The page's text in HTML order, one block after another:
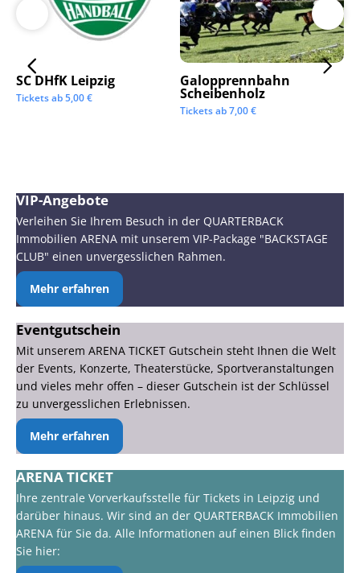
SC DHfK Leipzig
Tickets ab5,00€
Galopprennbahn
Scheibenholz
Tickets ab7,00€
VIP-Angebote
Verleihen Sie Ihrem Besuch in der QUARTERBACK
Immobilien ARENA mit unserem VIP-Package "BACKSTAGE
CLUB" einen unvergesslichen Rahmen.
Mehr erfahren
Eventgutschein
Mit unserem ARENA TICKET Gutschein steht Ihnen die Welt
der Events, Konzerte, Theaterstücke, Sportveranstaltungen
und vieles mehr offen – dieser Gutschein ist der Schlüssel
zu unvergesslichen Erlebnissen.
Mehr erfahren
ARENA TICKET
Ihre zentrale Vorverkaufsstelle für Tickets in Leipzig und
darüber hinaus. Wir sind an der QUARTERBACK Immobilien
ARENA für Sie da. Alle Informationen auf einen Blick finden
Sie hier: